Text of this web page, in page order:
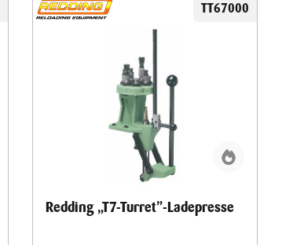
TT67000
Redding „T7-Turret”-Ladepresse